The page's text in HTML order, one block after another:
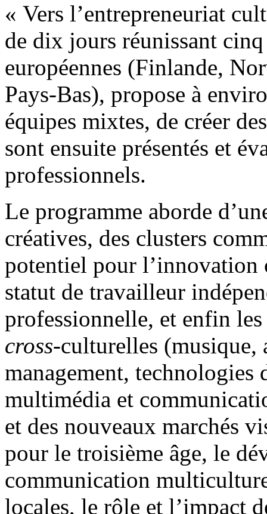
« Vers l’entrepreneuriat
de dix jours réunissant
européennes (Finlande,
Pays-Bas), propose à
équipes mixtes, de créer
sont ensuite présentés et
professionnels.
Le programme aborde
créatives, des clusters
potentiel pour l’innovation
statut de travailleur
professionnelle, et enfin
cross-culturelles (musique,
management, technologies
multimédia et
et des nouveaux marchés
pour le troisième âge, le
communication
locales, le rôle et l’impact